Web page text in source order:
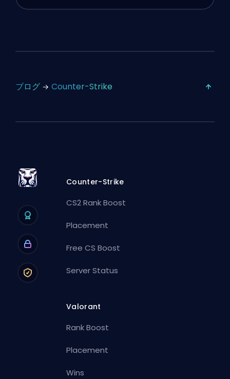
ブログ Counter-Strike
Counter-Strike
CS2 Rank Boost
Placement
Free CS Boost
Server Status
Valorant
Rank Boost
Placement
Wins